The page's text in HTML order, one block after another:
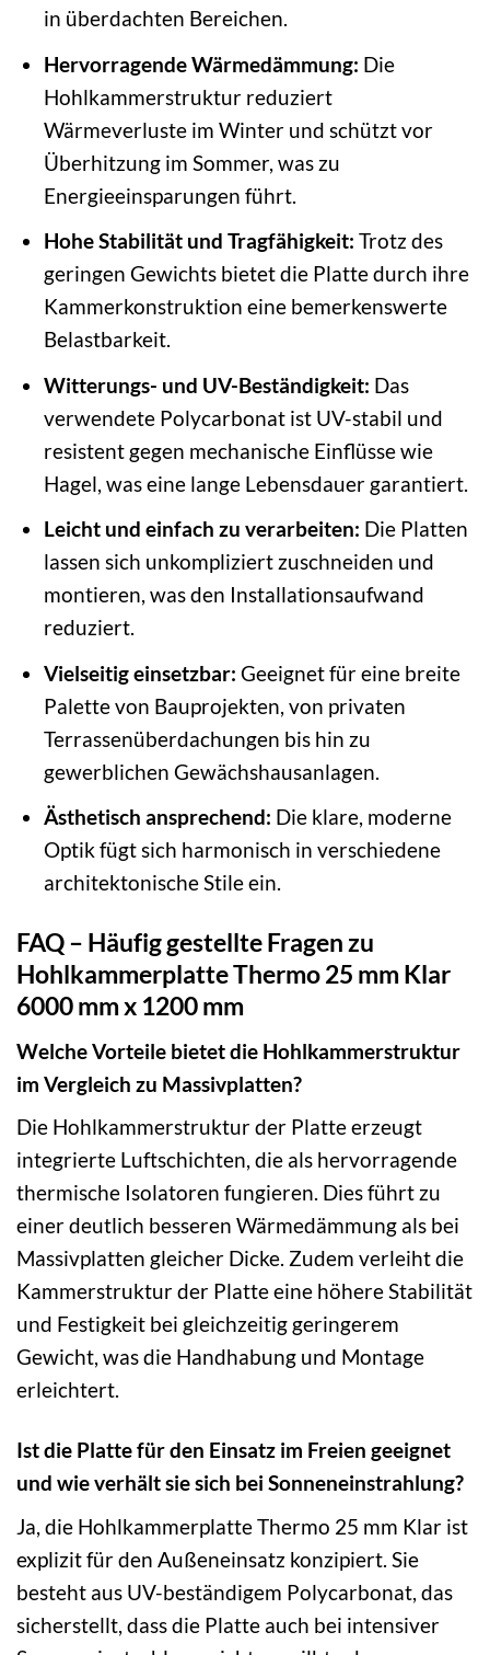
in überdachten Bereichen.
Hervorragende Wärmedämmung: Die
Hohlkammerstruktur reduziert
Wärmeverluste im Winter und schützt vor
Überhitzung im Sommer, was zu
Energieeinsparungen führt.
Hohe Stabilität und Tragfähigkeit: Trotz des
geringen Gewichts bietet die Platte durch ihre
Kammerkonstruktion eine bemerkenswerte
Belastbarkeit.
Witterungs- und UV-Beständigkeit: Das
verwendete Polycarbonat ist UV-stabil und
resistent gegen mechanische Einflüsse wie
Hagel, was eine lange Lebensdauer garantiert.
Leicht und einfach zu verarbeiten: Die Platten
lassen sich unkompliziert zuschneiden und
montieren, was den Installationsaufwand
reduziert.
Vielseitig einsetzbar: Geeignet für eine breite
Palette von Bauprojekten, von privaten
Terrassenüberdachungen bis hin zu
gewerblichen Gewächshausanlagen.
Ästhetisch ansprechend: Die klare, moderne
Optik fügt sich harmonisch in verschiedene
architektonische Stile ein.
FAQ – Häufig gestellte Fragen zu
Hohlkammerplatte Thermo 25 mm Klar
6000 mm x 1200 mm
Welche Vorteile bietet die Hohlkammerstruktur
im Vergleich zu Massivplatten?
Die Hohlkammerstruktur der Platte erzeugt
integrierte Luftschichten, die als hervorragende
thermische Isolatoren fungieren. Dies führt zu
einer deutlich besseren Wärmedämmung als bei
Massivplatten gleicher Dicke. Zudem verleiht die
Kammerstruktur der Platte eine höhere Stabilität
und Festigkeit bei gleichzeitig geringerem
Gewicht, was die Handhabung und Montage
erleichtert.
Ist die Platte für den Einsatz im Freien geeignet
und wie verhält sie sich bei Sonneneinstrahlung?
Ja, die Hohlkammerplatte Thermo 25 mm Klar ist
explizit für den Außeneinsatz konzipiert. Sie
besteht aus UV-beständigem Polycarbonat, das
sicherstellt, dass die Platte auch bei intensiver